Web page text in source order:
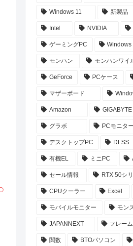
Windows 11 新製品
Intel NVIDIA
ゲーミングPC Windows
モンハン モンハンワイ
GeForce PCケース
マザーボード
Amazon GIGABYTE
グラボ PCモニター
デスクトップPC DLSS
有機EL ミニPC
セール情報 RTX 50シ
CPUクーラー Excel
モバイルモニター モン
JAPANNEXT フレー
関数 BTOパソコン